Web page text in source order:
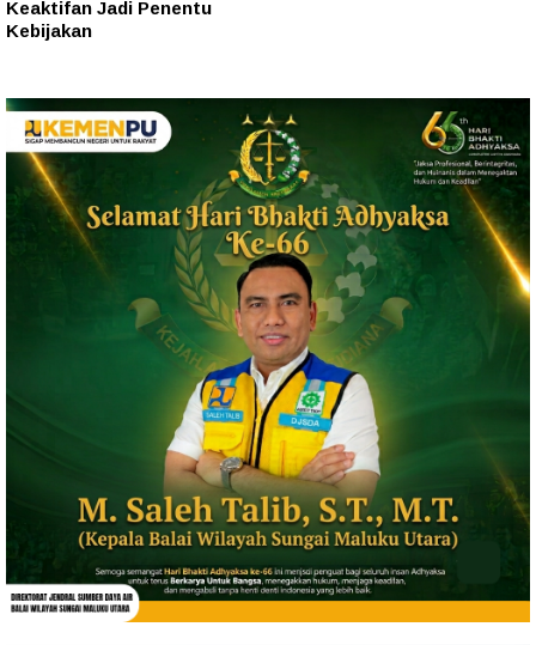
Keaktifan Jadi Penentu
Kebijakan